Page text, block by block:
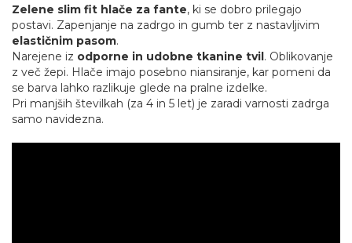
Zelene slim fit hlače za fante, ki se dobro prilegajo
postavi. Zapenjanje na zadrgo in gumb ter z nastavljivim
elastičnim pasom.
Narejene iz odporne in udobne tkanine tvil . Oblikovanje
z več žepi. Hlače imajo posebno niansiranje, kar pomeni da
se barva lahko razlikuje glede na pralne izdelke.
Pri manjših številkah (za 4 in 5 let) je zaradi varnosti zadrga
samo navidezna.